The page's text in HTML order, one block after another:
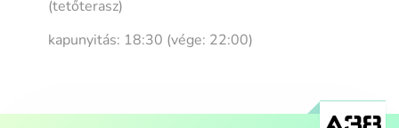
(tetőterasz)
kapunyitás: 18:30 (vége: 22:00)